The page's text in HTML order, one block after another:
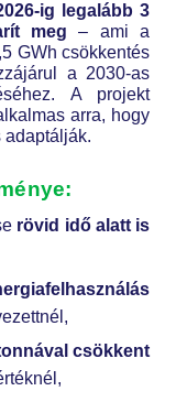
ig legalább 3
meg – ami a
GWh csökkentés
a 2030-as
A projekt
arra, hogy
adaptálják.
rövid idő alatt is
csökkent